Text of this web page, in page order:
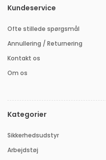
Kundeservice
Ofte stillede spørgsmål
Annullering / Returnering
Kontakt os
Om os
Kategorier
Sikkerhedsudstyr
Arbejdstøj